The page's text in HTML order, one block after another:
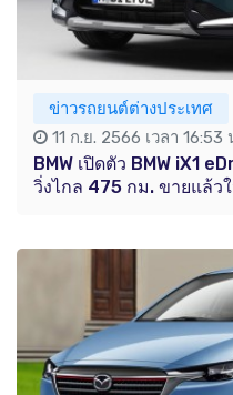
ข่าวรถยนต์ต่างประเทศ
11 ก.ย. 2566 เวลา 16:53
BMW เปิดตัว BMW iX1
วิ่งไกล 475 กม. ขายแล้ว